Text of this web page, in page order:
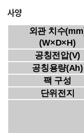
사양
외관 치수
(W×D×H)
공칭전압(V)
공칭용량(Ah)
팩 구성
단위전지